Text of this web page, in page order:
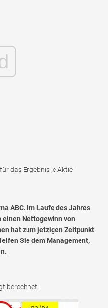
das Ergebnis je Aktie -
ABC. Im Laufe des Jahres
Nettogewinn von
hat zum jetzigen Zeitpunkt
Sie dem Management,
berechnet: